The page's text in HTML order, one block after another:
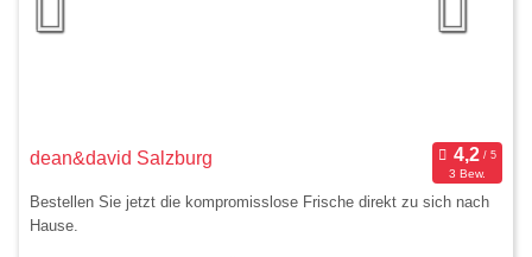
dean&david Salzburg
3 Bew.
Bestellen Sie jetzt die kompromisslose Frische direkt zu sich nach
Hause.